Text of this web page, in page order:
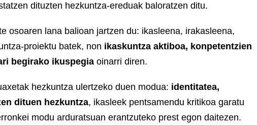
dituzten hezkuntza-ereduak baloratzen ditu.
osoaren lana balioan jartzen du: ikasleena, irakasleena,
proiektu batek, non ikaskuntza aktiboa, konpetentzien
begirako ikuspegia oinarri diren.
hezkuntza ulertzeko duen modua: identitatea,
dituen hezkuntza, ikasleek pentsamendu kritikoa garatu
modu arduratsuan erantzuteko prest egon daitezen.